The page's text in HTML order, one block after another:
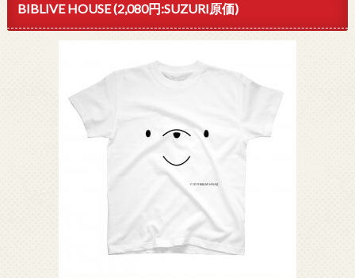
BIBLIVE HOUSE (2,080円:SUZURI原価)